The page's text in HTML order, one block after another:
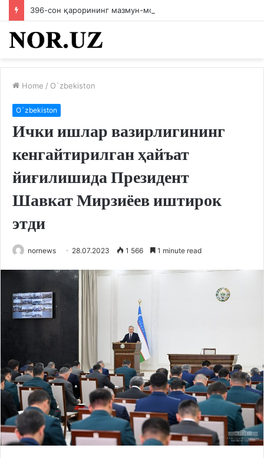
Home / O`zbekiston
O`zbekiston
Ички ишлар вазирлигининг
кенгайтирилган ҳайъат
йиғилишида Президент
Шавкат Мирзиёев иштирок
этди
nornews 28.07.2023 1 566 1 minute read